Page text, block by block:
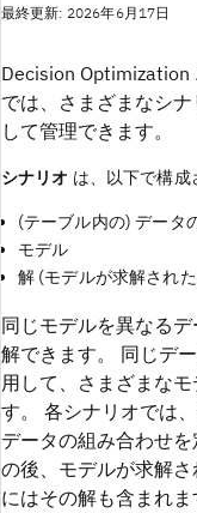
最終更新: 2026年6月17日
Decision Optimization
では、さまざまなシ
して管理できます。
シナリオ は、以下で構成
(テーブル内の) データ
モデル
解 (モデルが求解され
同じモデルを異なる
解できます。 同じデ
用して、さまざまな
す。 各シナリオでは
データの組み合わせ
の後、モデルが求解
にはその解も含まれま